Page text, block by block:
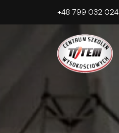
+48 799 032 024